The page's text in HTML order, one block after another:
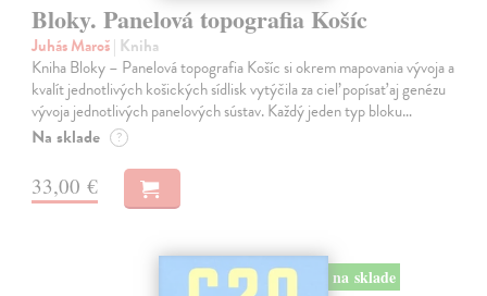
Bloky. Panelová topografia Košíc
Juhás Maroš| Kniha
Kniha Bloky – Panelová topografia Košíc si okrem mapovania vývoja a
kvalít jednotlivých košických sídlisk vytýčila za cieľ popísať aj genézu
vývoja jednotlivých panelových sústav. Každý jeden typ bloku…
Na sklade ?
33,00 €
na sklade